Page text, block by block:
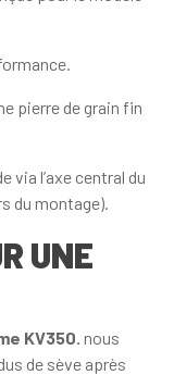
pierre de grain fin
via l’axe central du
du montage).
UNE
KV350. nous
de sève après